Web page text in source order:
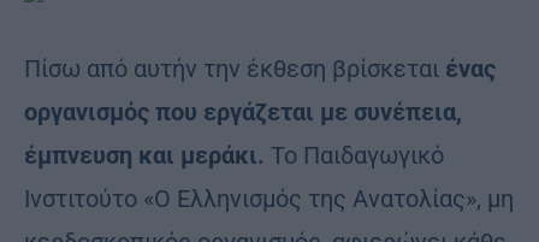
Πίσω από αυτήν την έκθεση βρίσκεται ένας
οργανισμός που εργάζεται με συνέπεια,
έμπνευση και μεράκι. Το Παιδαγωγικό
Ινστιτούτο «Ο Ελληνισμός της Ανατολίας», μη